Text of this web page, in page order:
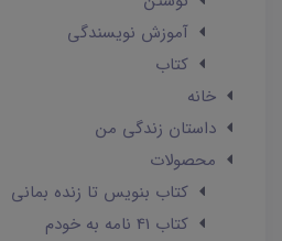
آموزش نویسندگی
کتاب
خانه
داستان زندگی من
محصولات
کتاب بنویس تا زنده بمانی
کتاب 41 نامه به خودم